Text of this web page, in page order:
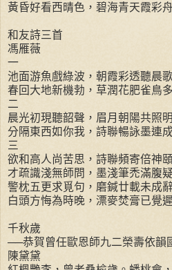
黃昏好看西晴色，碧海青天霞彩
和友詩三首
馮雁薇
一
池面游魚戲綠波，朝霞彩透聽晨
春回大地新機勃，草潤花肥雀鳥
二
晨光初現聽韶聲，眉月朝陽共照
分隔東西如你我，詩聯暢詠墨連
三
欲和高人尚苦思，詩聯頻寄倍神
才疏識淺無師問，墨淺筆禿滿腹
警枕五更求覓句，磨鍼廿載未成
白頭方悔為時晚，漂麥焚膏已覺
千秋歲
──恭賀曾任歐恩師九二榮壽依韻
陳黛黛